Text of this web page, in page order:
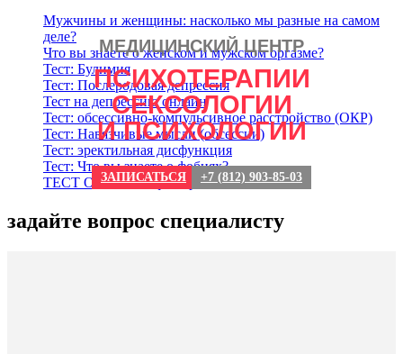
МЕДИЦИНСКИЙ ЦЕНТР
ПСИХОТЕРАПИИ
СЕКСОЛОГИИ
И ПСИХОЛОГИИ
ЗАПИСАТЬСЯ +7 (812) 903-85-03
Просто выбери
СВОЕГО
психотерапевта
Мужчины и женщины: насколько мы разные на самом
деле?
Что вы знаете о женском и мужском оргазме?
Тест: Булимия
Тест: Послеродовая депрессия
Тест на депрессию онлайн
Тест: обсессивно-компульсивное расстройство (ОКР)
Тест: Навязчивые мысли (обсессии)
Тест: эректильная дисфункция
Тест: Что вы знаете о фобиях?
ТЕСТ О сексе: мифы и реальность
задайте вопрос специалисту